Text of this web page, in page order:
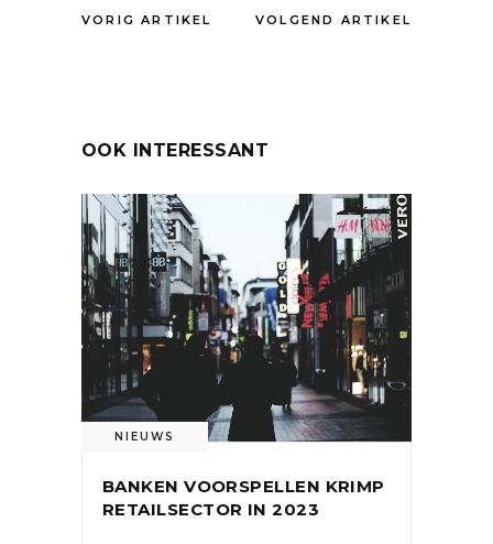
VORIG ARTIKEL VOLGEND ARTIKEL
OOK INTERESSANT
NIEUWS
BANKEN VOORSPELLEN KRIMP
RETAILSECTOR IN 2023